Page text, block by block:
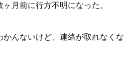
月前に行方不明になった。
んないけど、連絡が取れなくな